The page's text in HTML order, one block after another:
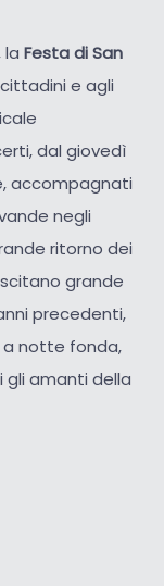
la Festa di San
e agli
dal giovedì
accompagnati
negli
ritorno dei
grande
precedenti,
notte fonda,
amanti della